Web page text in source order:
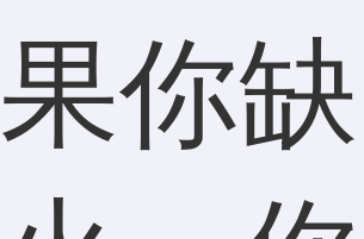
果你缺